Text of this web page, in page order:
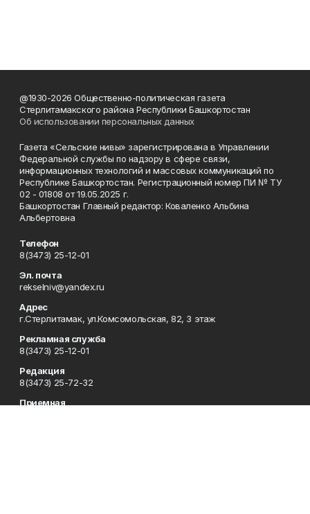
@1930-2026 Общественно-политическая газета
Стерлитамакского района Республики Башкортостан
Об использовании персональных данных
Газета «Сельские нивы» зарегистрирована в Управлении
Федеральной службы по надзору в сфере связи,
информационных технологий и массовых коммуникаций по
Республике Башкортостан. Регистрационный номер ПИ № ТУ
02 - 01808 от 19.05.2025 г.
Башкортостан Главный редактор: Коваленко Альбина
Альбертовна
Телефон
8(3473) 25-12-01
Эл. почта
rekselniv@yandex.ru
Адрес
г.Стерлитамак, ул.Комсомольская, 82, 3 этаж
Рекламная служба
8(3473) 25-12-01
Редакция
8(3473) 25-72-32
Приемная